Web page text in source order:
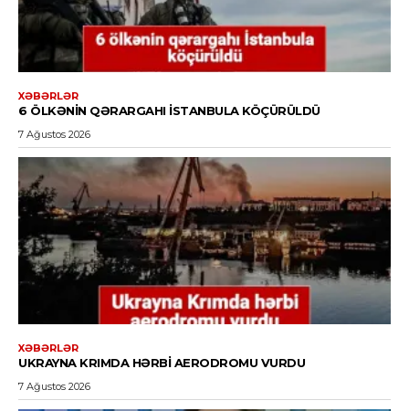
XƏBƏRLƏR
6 ÖLKƏNIN QƏRARGAHI İSTANBULA KÖÇÜRÜLDÜ
7 Ağustos 2026
XƏBƏRLƏR
UKRAYNA KRIMDA HƏRBI AERODROMU VURDU
7 Ağustos 2026